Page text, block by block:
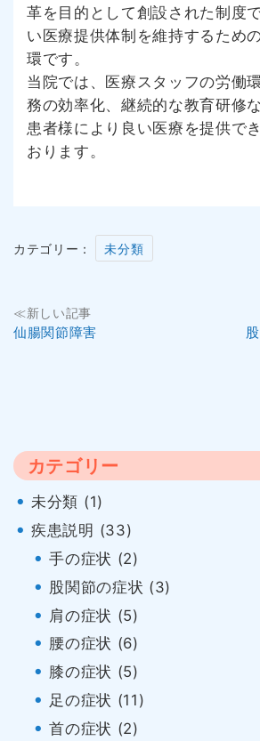
革を目的として創設された制度
い医療提供体制を維持するため
環です。
当院では、医療スタッフの労働
務の効率化、継続的な教育研修
患者様により良い医療を提供で
おります。
カテゴリー： 未分類
投
稿
ゲ
シ
ョ
ン
≪新しい記事
仙腸関節障害
カテゴリー
未分類 (1)
疾患説明 (33)
手の症状 (2)
股関節の症状 (3)
肩の症状 (5)
腰の症状 (6)
膝の症状 (5)
足の症状 (11)
首の症状 (2)